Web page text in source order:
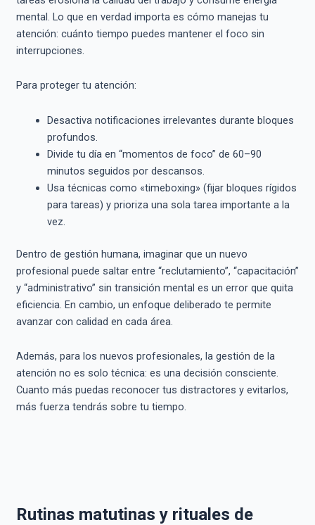
mental. Lo que en verdad importa es cómo manejas tu
atención: cuánto tiempo puedes mantener el foco sin
interrupciones.
Para proteger tu atención:
Desactiva notificaciones irrelevantes durante bloques
profundos.
Divide tu día en “momentos de foco” de 60–90
minutos seguidos por descansos.
Usa técnicas como «timeboxing» (fijar bloques rígidos
para tareas) y prioriza una sola tarea importante a la
vez.
Dentro de gestión humana, imaginar que un nuevo
profesional puede saltar entre “reclutamiento”, “capacitación”
y “administrativo” sin transición mental es un error que quita
eficiencia. En cambio, un enfoque deliberado te permite
avanzar con calidad en cada área.
Además, para los nuevos profesionales, la gestión de la
atención no es solo técnica: es una decisión consciente.
Cuanto más puedas reconocer tus distractores y evitarlos,
más fuerza tendrás sobre tu tiempo.
Rutinas matutinas y rituales de